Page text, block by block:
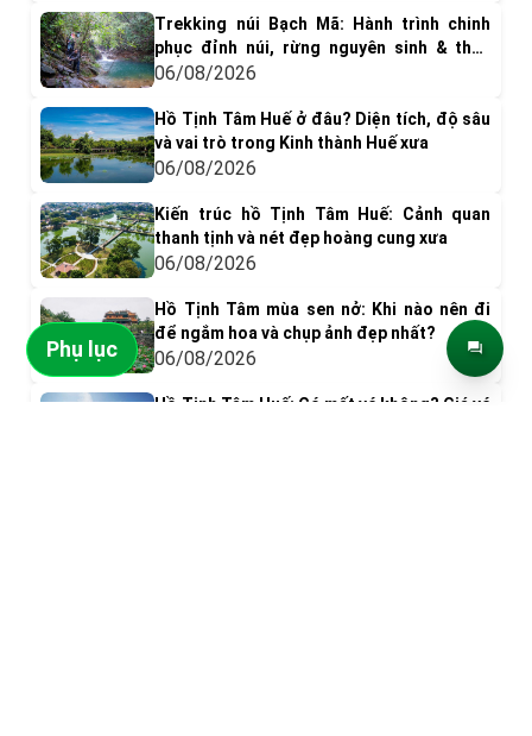
Trekking núi Bạch Mã: Hành trình chinh
phục đỉnh núi, rừng nguyên sinh & thác
nước tuyệt đẹp
06/08/2026
Hồ Tịnh Tâm Huế ở đâu? Diện tích, độ sâu
và vai trò trong Kinh thành Huế xưa
06/08/2026
Kiến trúc hồ Tịnh Tâm Huế: Cảnh quan
thanh tịnh và nét đẹp hoàng cung xưa
06/08/2026
Hồ Tịnh Tâm mùa sen nở: Khi nào nên đi
để ngắm hoa và chụp ảnh đẹp nhất?
06/08/2026
Hồ Tịnh Tâm Huế: Có mất vé không? Giá vé
Phụ lục